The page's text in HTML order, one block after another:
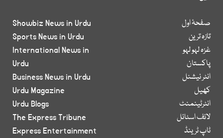
صفحۂ اول
تازہ ترین
غزہ لہو لہو
پاکستان
انٹر نیشنل
کھیل
انٹرٹینمنٹ
لائف اسٹائل
ٹاپ ٹرینڈ
Showbiz News in Urdu
Sports News in Urdu
International News in
Urdu
Business News in Urdu
Urdu Magazine
Urdu Blogs
The Express Tribune
Express Entertainment